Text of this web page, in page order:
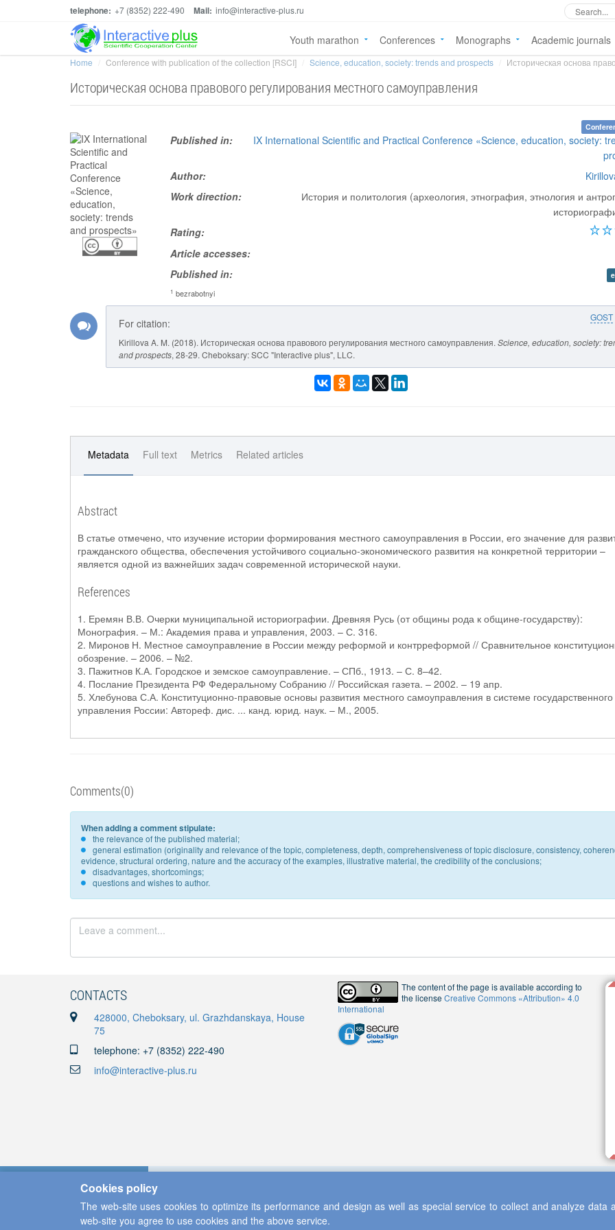
telephone: +7 (8352) 222-490 Mail: info@interactive-plus.ru
Youth marathon Conferences Monographs Academic journals
Home Conference with publication of the collection [RSCI] Science, education, society: trends and prospects Историческая основа
Историческая основа правового регулирования местного самоуправления
Published in:
IX International Scientific and Practical Conference «Science, education, society:
Author:
Work direction:
История и политология (археология, этнография, этнология и
Rating:
Article accesses:
Published in:
1 bezrabotnyi
GOST
For citation:
Kirillova A. M. (2018). Историческая основа правового регулирования местного самоуправления. Science, education, society:
and prospects, 28-29. Cheboksary: SCC "Interactive plus", LLC.
Metadata Full text Metrics Related articles
Abstract
В статье отмечено, что изучение истории формирования местного самоуправления в России, его значение для
гражданского общества, обеспечения устойчивого социально-экономического развития на конкретной территории –
является одной из важнейших задач современной исторической науки.
References
1. Еремян В.В. Очерки муниципальной историографии. Древняя Русь (от общины рода к общине-государству):
Монография. – М.: Академия права и управления, 2003. – С. 316.
2. Миронов Н. Местное самоуправление в России между реформой и контрреформой // Сравнительное
обозрение. – 2006. – №2.
3. Пажитнов К.А. Городское и земское самоуправление. – СПб., 1913. – С. 8–42.
4. Послание Президента РФ Федеральному Собранию // Российская газета. – 2002. – 19 апр.
5. Хлебунова С.А. Конституционно-правовые основы развития местного самоуправления в системе государственного
управления России: Автореф. дис. ... канд. юрид. наук. – М., 2005.
Comments(0)
When adding a comment stipulate:
the relevance of the published material;
general estimation (originality and relevance of the topic, completeness, depth, comprehensiveness of topic disclosure, consistency,
evidence, structural ordering, nature and the accuracy of the examples, illustrative material, the credibility of the conclusions;
disadvantages, shortcomings;
questions and wishes to author.
CONTACTS
428000, Cheboksary, ul. Grazhdanskaya, House
75
telephone: +7 (8352) 222-490
info@interactive-plus.ru
The content of the page is available according to
the licenseCreative Commons «Attribution» 4.0
International
Copyright © 2013-2026 Scientific Cooperation Center "Interactive Plus"
Cookies policy
The web-site uses cookies to optimize its performance and design as well as special service to collect and analyze data
web-site you agree to use cookies and the above service.